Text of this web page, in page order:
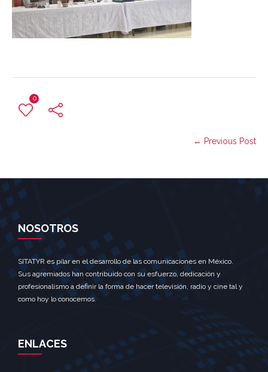
0
← Previous Post
NOSOTROS
SITATYR es pilar en el desarrollo de las comunicaciones en México.
Sus agremiados han contribuido con su esfuerzo, dedicación y
profesionalismo a definir la forma de hacer televisión, radio y cine tal y
como hoy lo conocemos.
ENLACES